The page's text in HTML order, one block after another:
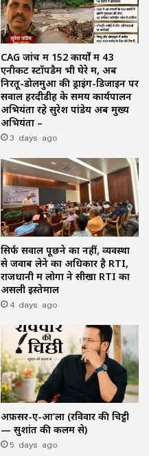
CAG जांच में 152 कार्यों में 43
एनीकट स्टॉपडैम भी घेरे में, अब
निरतू-डोलमुआ की ड्राइंग-डिजाइन पर
सवाल हरदीडीह के समय कार्यपालन
अभियंता रहे सुरेश पांडेय अब मुख्य
अभियंता –
3 days ago
सिर्फ सवाल पूछने का नहीं, व्यवस्था
से जवाब लेने का अधिकार है RTI,
राजधानी में लोगों ने सीखा RTI का
असली इस्तेमाल
4 days ago
अफ़सर-ए-आ’ला (रविवार की चिट्ठी
— सुशांत की कलम से)
5 days ago